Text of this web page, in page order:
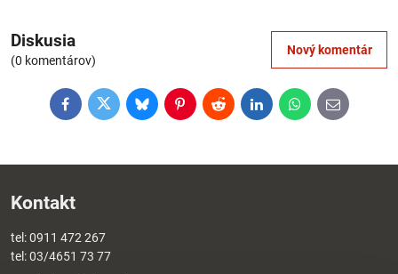
Diskusia
(0 komentárov)
Nový komentár
FacebookTwitterBlueskyPinterestRedditLinkedInWhatsApp
E-
mail
Kontakt
tel:0911 472 267
tel:03/4651 73 77